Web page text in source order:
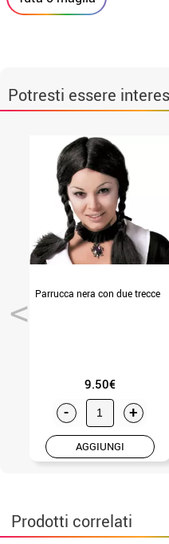
Potresti essere
Parrucca nera con due trecce
9.50€
- +
AGGIUNGI
Prodotti correlati